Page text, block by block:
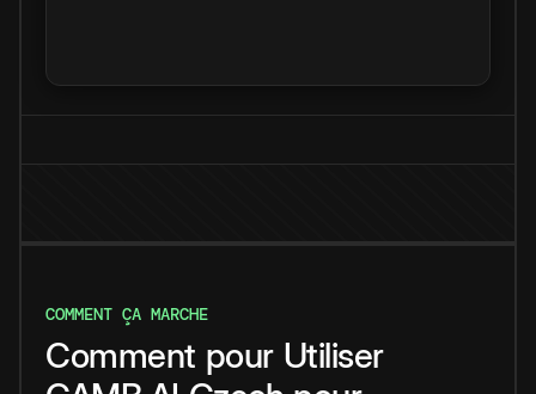
COMMENT ÇA MARCHE
Comment pour Utiliser